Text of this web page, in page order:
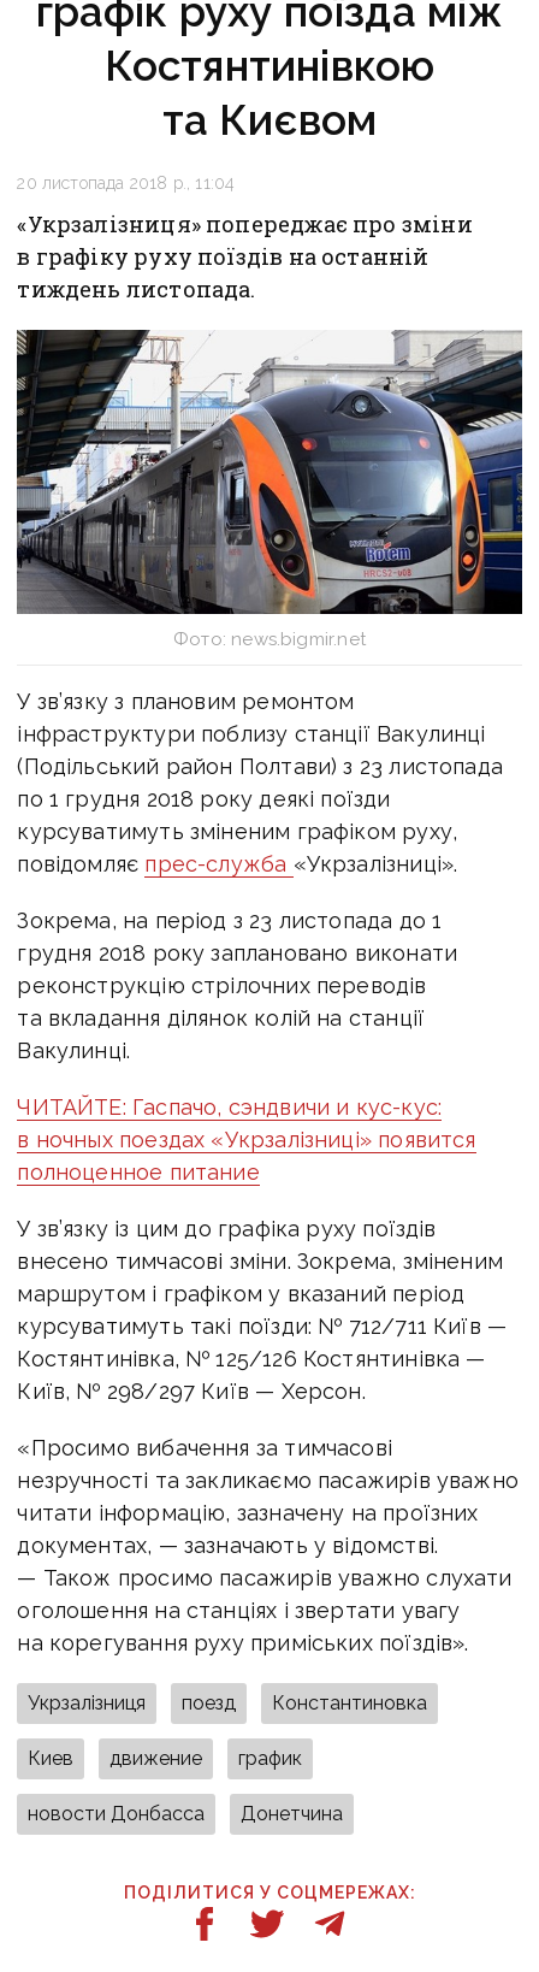
графік руху поїзда між
Костянтинівкою
та Києвом
20 листопада 2018 р., 11:04
«Укрзалізниця» попереджає про зміни
в графіку руху поїздів на останній
тиждень листопада.
Фото: news.bigmir.net
У зв’язку з плановим ремонтом
інфраструктури поблизу станції Вакулинці
(Подільський район Полтави) з 23 листопада
по 1 грудня 2018 року деякі поїзди
курсуватимуть зміненим графіком руху,
повідомляє прес-служба «Укрзалізниці».
Зокрема, на період з 23 листопада до 1
грудня 2018 року заплановано виконати
реконструкцію стрілочних переводів
та вкладання ділянок колій на станції
Вакулинці.
ЧИТАЙТЕ: Гаспачо, сэндвичи и кус-кус:
в ночных поездах «Укрзалізниці» появится
полноценное питание
У зв’язку із цим до графіка руху поїздів
внесено тимчасові зміни. Зокрема, зміненим
маршрутом і графіком у вказаний період
курсуватимуть такі поїзди: № 712/711 Київ —
Костянтинівка, № 125/126 Костянтинівка —
Київ, № 298/297 Київ — Херсон.
«Просимо вибачення за тимчасові
незручності та закликаємо пасажирів уважно
читати інформацію, зазначену на проїзних
документах, — зазначають у відомстві.
— Також просимо пасажирів уважно слухати
оголошення на станціях і звертати увагу
на корегування руху приміських поїздів».
Укрзалізниця поезд Константиновка
Киев движение график
новости Донбасса Донетчина
ПОДІЛИТИСЯ У СОЦМЕРЕЖАХ: